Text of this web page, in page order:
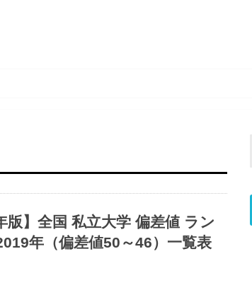
版】全国 私立大学 偏差値 ラン
年（偏差値50～46）一覧表